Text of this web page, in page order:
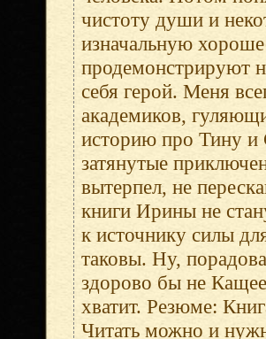
чистоту души и
изначальную
продемонстрируют
себя герой. Меня
академиков,
историю про Тину и
затянутые
вытерпел, не
книги Ирины не
к источнику силы
таковы. Ну,
здорово бы не
хватит. Резюме:
Читать можно и